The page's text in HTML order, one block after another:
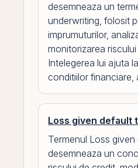
desemneaza un
underwriting, folosit
imprumuturilor,
monitorizarea
Intelegerea lui ajuta
conditiilor financiare,
Loss given default
Termenul Loss
desemneaza un